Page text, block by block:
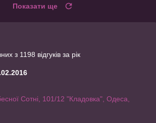
Показати ще
з 1198 відгуків за рік
Сотні, 101/12 "Кладовка", Одеса,